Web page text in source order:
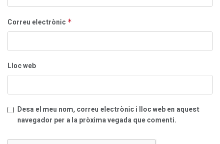
Correu electrònic *
Lloc web
Desa el meu nom, correu electrònic i lloc web en aquest
navegador per a la pròxima vegada que comenti.